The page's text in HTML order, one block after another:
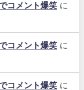
コメント爆笑 に
コメント爆笑 に
コメント爆笑 に